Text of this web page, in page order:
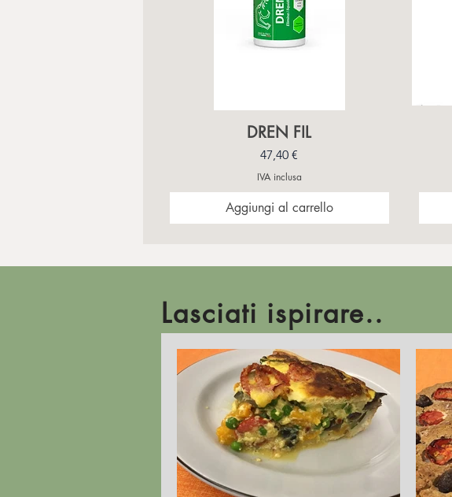
Vista rapida
DREN FIL
Prezzo
47,40 €
IVA inclusa
Aggiungi al carrello
Lasciati ispirare..